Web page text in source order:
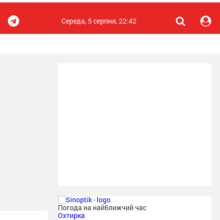
Середа, 5 серпня, 22:42
Погода на найближчий час
Охтирка